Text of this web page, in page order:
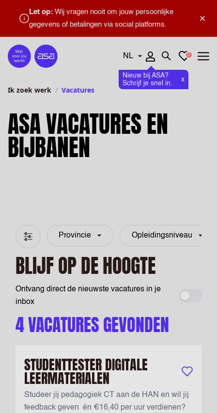
×
Let op: Wij vragen nooit om jouw persoonlijke
gegevens of betalingen via social platforms.
Home
Talen
Nieuw bij ASA?
Schrijf je snel in.
x
Zoeken openen
Favorieten
0
Ik zoek werk Vacatures
ASA VACATURES EN
BIJBANEN
Filter & zoeken
Provincie Opleidingsniveau
BLIJF OP DE HOOGTE
Ontvang direct de nieuwste vacatures in je
inbox
4 VACATURES GEVONDEN
STUDENTTESTER DIGITALE
LEERMATERIALEN Bewaar
Studeer jij pedagogiek CT aan de HAN en wil jij
feedback geven én €16,40 per uur verdienen?